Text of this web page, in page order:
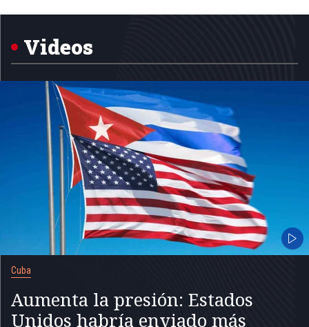
1
Videos
Cuba
Aumenta la presión: Estados
Unidos habría enviado más